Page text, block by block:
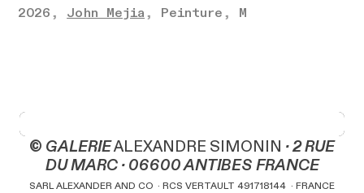
2026, John Mejia, Peinture, M
© GALERIEALEXANDRE SIMONIN · 2 RUE
DU MARC · 06600 ANTIBES FRANCE
SARL ALEXANDER AND CO · RCS VERTAULT 491718144 · FRANCE